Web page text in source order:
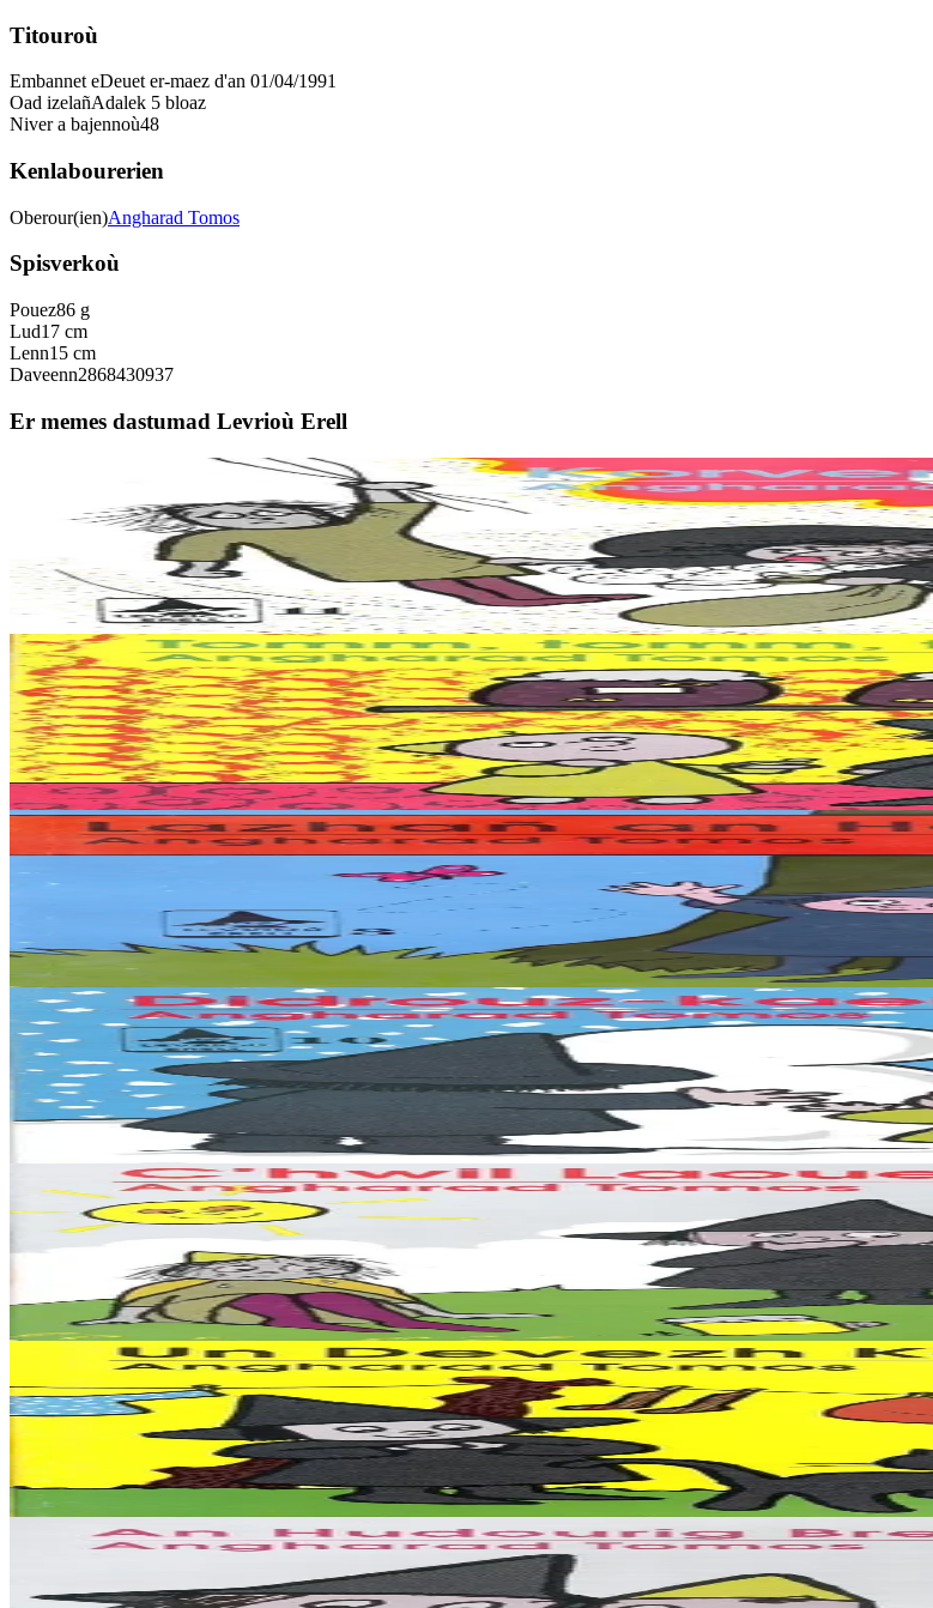
Titouroù
Embannet eDeuet er-maez d'an 01/04/1991
Oad izelañAdalek 5 bloaz
Niver a bajennoù48
Kenlabourerien
Oberour(ien)Angharad Tomos
Spisverkoù
Pouez86 g
Lud17 cm
Lenn15 cm
Daveenn2868430937
Er memes dastumad Levrioù Erell
Korventenn !
Ha reuz gant Glebigell adarre ! Emañ an holl draoù o nijal kuit dre Vro-Strobinell... Setu un tog o tremen ! Tog piv ? a
3,50 €
4 bloaz hag ouzhpenn
An Here
Tomm, tomm, tomm !
Un tamm mat plijusoc'h eo debriñ un tamm bara kaotigell mouar du eget dastum mouar... War soñj Erell hag an
Er stok3,50 €
5 bloaz hag ouzhpenn
Lazhañ an Heol
Erell, ken lamponez ha biskoazh, a zo deuet c'hoant dezhi c'hoari troioù-kamm ar beure-mañ ! Ha piv a vo gwazh, ma
Er stok
5 bloaz hag ouzhpenn
An Here
Didrouz-kaer...
Ha plijout a ra deoc'h sevel ur paotr kozh erc'h ? Erell, an Hudourig Brell ha Moanig Vihan o deus savet unan... Nemet
5 bloaz hag ouzhpenn
An Here
C'hwil Laouen
Biskoazh tristoc'h n'eo bet Moanig Vihan... Setu ma ankouazh an holl devezh e ouel ! Ma, e lidañ e-unan a ray, hag e
Er stok3,50 €
5 bloaz hag ouzhpenn
Un Devezh Kannañ
Kannañ dilhad n'eo ket un dra fentus war ho meno ? Ma, en ur mod ne zisplij ket re en holl d'an daou lampon Erell hag
Er stok
5 bloaz hag ouzhpenn
An Hudourig Brell